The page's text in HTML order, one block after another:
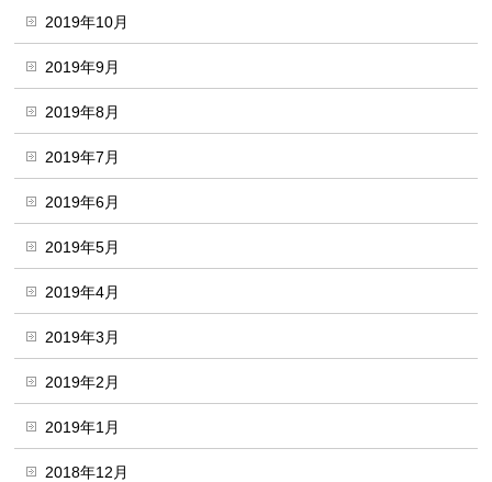
2019年10月
2019年9月
2019年8月
2019年7月
2019年6月
2019年5月
2019年4月
2019年3月
2019年2月
2019年1月
2018年12月